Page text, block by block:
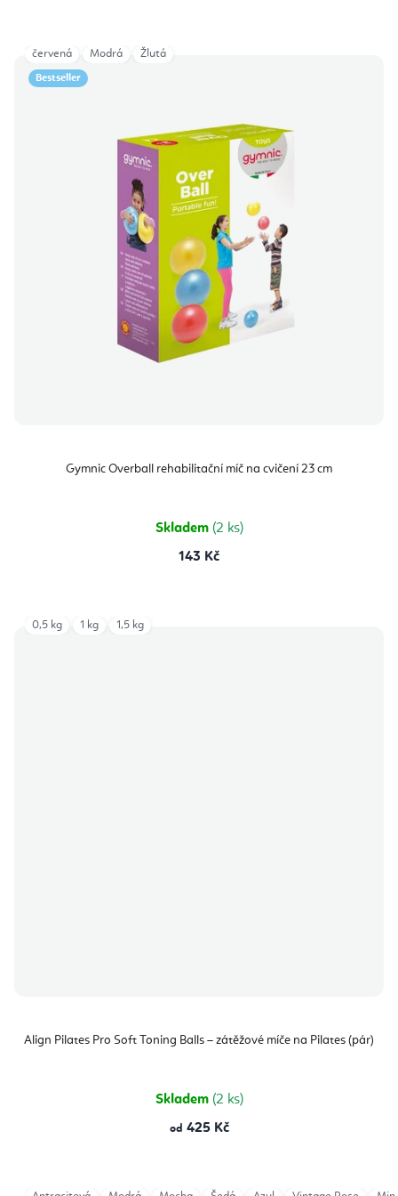
Bestseller
Gymnic Overball rehabilitační míč na cvičení 23 cm
Skladem (2 ks)
143 Kč
červená Modrá Žlutá
Align Pilates Pro Soft Toning Balls – zátěžové míče na Pilates (pár)
Skladem (2 ks)
od 425 Kč
0,5 kg 1 kg 1,5 kg